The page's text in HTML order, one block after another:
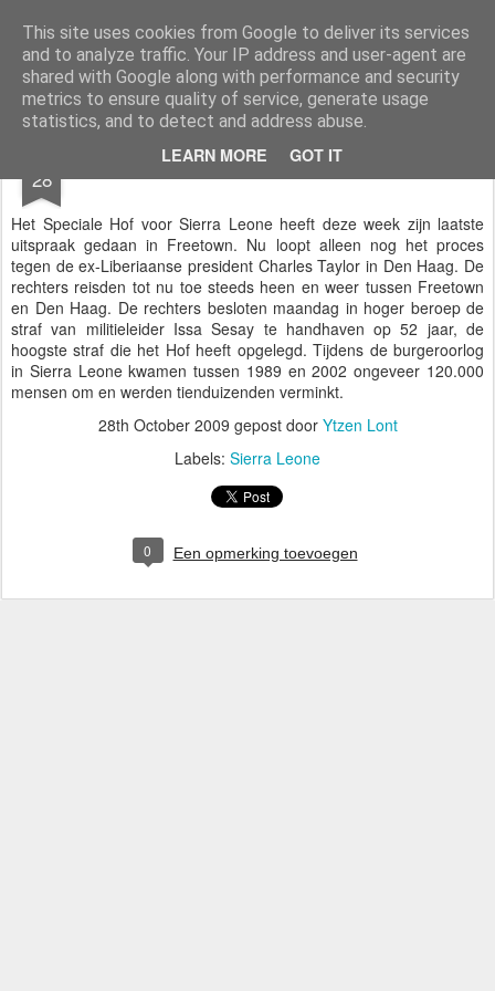
This site uses cookies from Google to deliver its services
and to analyze traffic. Your IP address and user-agent are
shared with Google along with performance and security
metrics to ensure quality of service, generate usage
statistics, and to detect and address abuse.
LEARN MORE GOT IT
Styloblog Stylo is secretariaat en tekstredactie Ytzen Lont
Pages
28 Hofstad
Het Speciale Hof voor Sierra Leone heeft deze week zijn laatste
uitspraak gedaan in Freetown. Nu loopt alleen nog het proces
tegen de ex-Liberiaanse president Charles Taylor in Den Haag. De
rechters reisden tot nu toe steeds heen en weer tussen Freetown
en Den Haag. De rechters besloten maandag in hoger beroep de
straf van militieleider Issa Sesay te handhaven op 52 jaar, de
hoogste straf die het Hof heeft opgelegd. Tijdens de burgeroorlog
in Sierra Leone kwamen tussen 1989 en 2002 ongeveer 120.000
mensen om en werden tienduizenden verminkt.
28th October 2009 gepost door Ytzen Lont
Labels: Sierra Leone
0 Een opmerking toevoegen